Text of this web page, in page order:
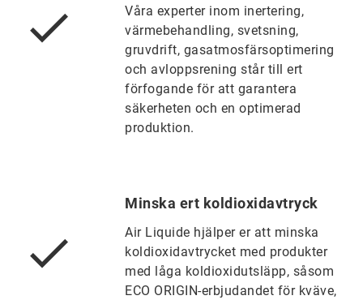
Våra experter inom inertering,
värmebehandling, svetsning,
gruvdrift, gasatmosfärsoptimering
och avloppsrening står till ert
förfogande för att garantera
säkerheten och en optimerad
produktion.
Minska ert koldioxidavtryck
Air Liquide hjälper er att minska
koldioxidavtrycket med produkter
med låga koldioxidutsläpp, såsom
ECO ORIGIN-erbjudandet för kväve,